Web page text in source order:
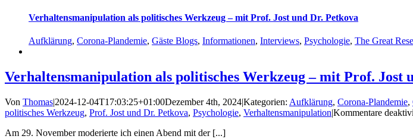
Verhaltensmanipulation als politisches Werkzeug – mit Prof. Jost und Dr. Petkova
Aufklärung, Corona-Plandemie, Gäste Blogs, Informationen, Interviews, Psychologie, The Great
Verhaltensmanipulation als politisches Werkzeug – mit Prof. Jost
Von Thomas|2024-12-04T17:03:25+01:00Dezember 4th, 2024|Kategorien: Aufklärung, Corona-Plandemie,
politisches Werkzeug, Prof. Jost und Dr. Petkova, Psychologie, Verhaltensmanipulation|Kommentare
Am 29. November moderierte ich einen Abend mit der [...]